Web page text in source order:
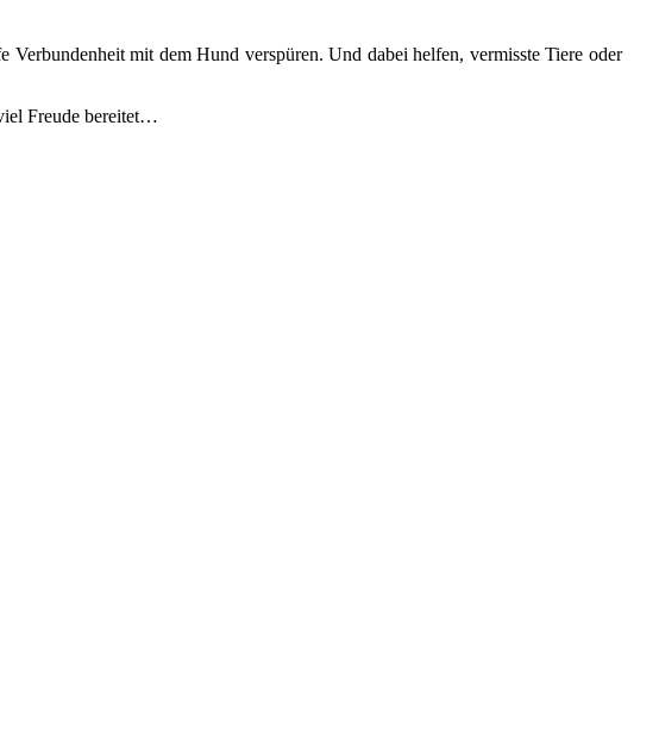
mit dem Hund verspüren. Und dabei helfen, vermisste Tiere oder
Freude bereitet…